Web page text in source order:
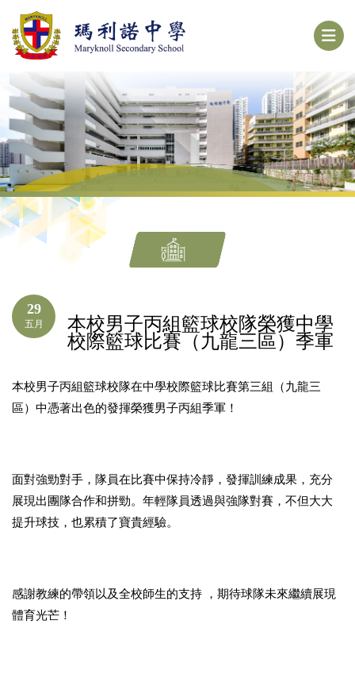
29
五月 本校男子丙組籃球校隊榮獲中學
校際籃球比賽（九龍三區）季軍
本校男子丙組籃球校隊在中學校際籃球比賽第三組（九龍三
區）中憑著出色的發揮榮獲男子丙組季軍！
面對強勁對手，隊員在比賽中保持冷靜，發揮訓練成果，充分
展現出團隊合作和拼勁。年輕隊員透過與強隊對賽，不但大大
提升球技，也累積了寶貴經驗。
感謝教練的帶領以及全校師生的支持 ，期待球隊未來繼續展現
體育光芒！